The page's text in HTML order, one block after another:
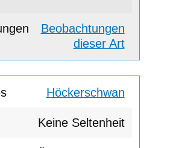
Beobachtungen
dieser Art
Höckerschwan
Keine Seltenheit